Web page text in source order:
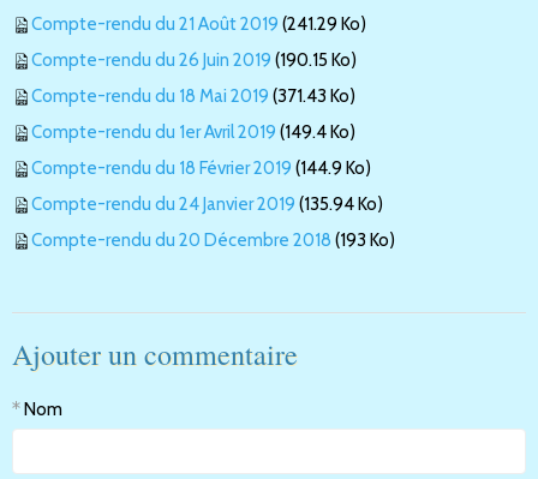
Compte-rendu du 21 Août 2019 (241.29 Ko)
Compte-rendu du 26 Juin 2019 (190.15 Ko)
Compte-rendu du 18 Mai 2019 (371.43 Ko)
Compte-rendu du 1er Avril 2019 (149.4 Ko)
Compte-rendu du 18 Février 2019 (144.9 Ko)
Compte-rendu du 24 Janvier 2019 (135.94 Ko)
Compte-rendu du 20 Décembre 2018 (193 Ko)
Ajouter un commentaire
Nom